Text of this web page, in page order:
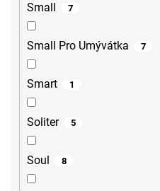
Small 7
Small Pro Umývátka 7
Smart 1
Soliter 5
Soul 8